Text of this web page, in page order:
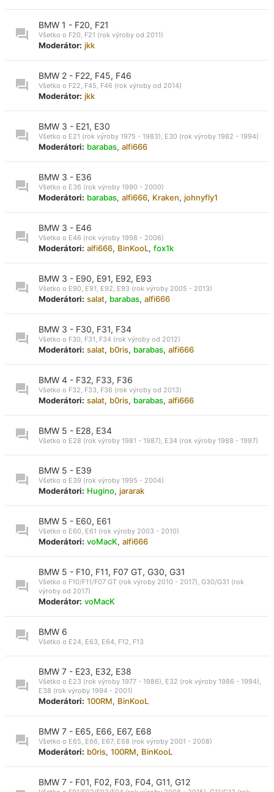
BMW 1 - F20, F21
Všetko o F20, F21 (rok výroby od 2011)
Moderátor: jkk
BMW 2 - F22, F45, F46
Všetko o F22, F45, F46 (rok výroby od 2014)
Moderátor: jkk
BMW 3 - E21, E30
Všetko o E21 (rok výroby 1975 - 1983), E30 (rok výroby 1982 - 1994)
Moderátori: barabas, alfi666
BMW 3 - E36
Všetko o E36 (rok výroby 1990 - 2000)
Moderátori: barabas, alfi666, Kraken, johnyfly1
BMW 3 - E46
Všetko o E46 (rok výroby 1998 - 2006)
Moderátori: alfi666, BinKooL, fox1k
BMW 3 - E90, E91, E92, E93
Všetko o E90, E91, E92, E93 (rok výroby 2005 - 2013)
Moderátori: salat, barabas, alfi666
BMW 3 - F30, F31, F34
Všetko o F30, F31, F34 (rok výroby od 2012)
Moderátori: salat, b0ris, barabas, alfi666
BMW 4 - F32, F33, F36
Všetko o F32, F33, F36 (rok výroby od 2013)
Moderátori: salat, b0ris, barabas, alfi666
BMW 5 - E28, E34
Všetko o E28 (rok výroby 1981 - 1987), E34 (rok výroby 1988 - 1997)
BMW 5 - E39
Všetko o E39 (rok výroby 1995 - 2004)
Moderátori: Hugino, jararak
BMW 5 - E60, E61
Všetko o E60, E61 (rok výroby 2003 - 2010)
Moderátori: voMacK, alfi666
BMW 5 - F10, F11, F07 GT, G30, G31
Všetko o F10/F11/F07 GT (rok výroby 2010 - 2017), G30/G31 (rok
výroby od 2017)
Moderátor: voMacK
BMW 6
Všetko o E24, E63, E64, F12, F13
BMW 7 - E23, E32, E38
Všetko o E23 (rok výroby 1977 - 1986), E32 (rok výroby 1986 - 1994),
E38 (rok výroby 1994 - 2001)
Moderátori: 100RM, BinKooL
BMW 7 - E65, E66, E67, E68
Všetko o E65, E66, E67, E68 (rok výroby 2001 - 2008)
Moderátori: b0ris, 100RM, BinKooL
BMW 7 - F01, F02, F03, F04, G11, G12